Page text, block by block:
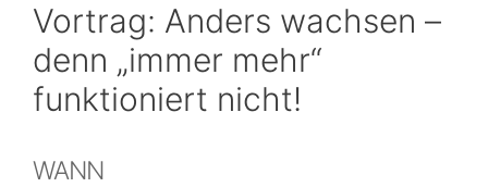
Vortrag: Anders wachsen –
denn „immer mehr“
funktioniert nicht!
WANN